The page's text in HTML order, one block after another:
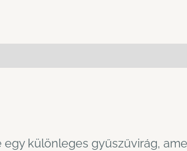
egy különleges gyűszűvirág,